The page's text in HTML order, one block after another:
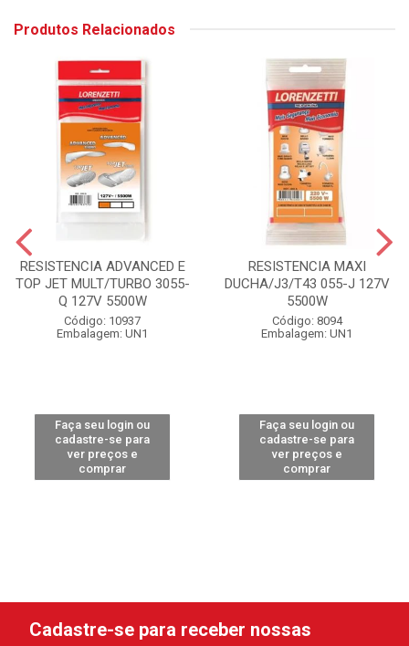
Produtos Relacionados
RESISTENCIA ADVANCED E
TOP JET MULT/TURBO 3055-
Q 127V 5500W
Código: 10937
Embalagem: UN1
Faça seu login ou
cadastre-se para
ver preços e
comprar
RESISTENCIA MAXI
DUCHA/J3/T43 055-J 127V
5500W
Código: 8094
Embalagem: UN1
Faça seu login ou
cadastre-se para
ver preços e
comprar
Cadastre-se para receber nossas